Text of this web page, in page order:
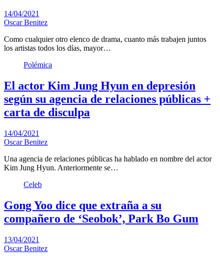
14/04/2021
Oscar Benitez
Como cualquier otro elenco de drama, cuanto más trabajen juntos
los artistas todos los días, mayor…
Polémica
El actor Kim Jung Hyun en depresión
según su agencia de relaciones públicas +
carta de disculpa
14/04/2021
Oscar Benitez
Una agencia de relaciones públicas ha hablado en nombre del actor
Kim Jung Hyun. Anteriormente se…
Celeb
Gong Yoo dice que extraña a su
compañero de ‘Seobok’, Park Bo Gum
13/04/2021
Oscar Benitez